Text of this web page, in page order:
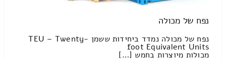
נפח של מכולה
נפח של מכולה נמדד ביחידות ששמן TEU – Twenty-
foot Equivalent Units
מכולות מיוצרות בחמש […]